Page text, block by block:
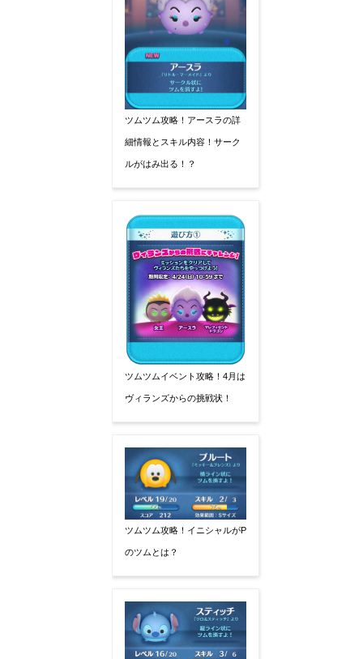
ツムツム攻略！アースラの詳
細情報とスキル内容！サーク
ルがはみ出る！？
ツムツムイベント攻略！4月は
ヴィランズからの挑戦状！
ツムツム攻略！イニシャルがP
のツムとは？